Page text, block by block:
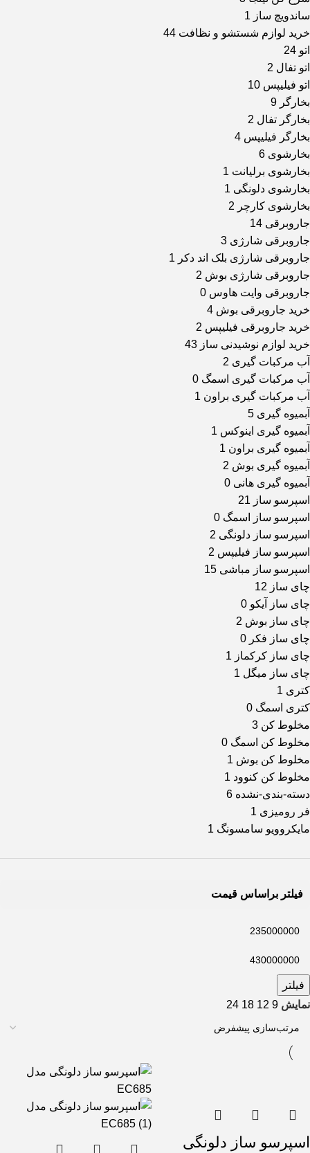
ساندویچ ساز 1
خرید لوازم شستشو و نظافت 44
اتو 24
اتو تفال 2
اتو فیلیپس 10
بخارگر 9
بخارگر تفال 2
بخارگر فیلیپس 4
بخارشوی 6
بخارشوی برلیانت 1
بخارشوی دلونگی 1
بخارشوی کارچر 2
جاروبرقی 14
جاروبرقی شارژی 3
جاروبرقی شارژی بلک اند دکر 1
جاروبرقی شارژی بوش 2
جاروبرقی وایت هاوس 0
خرید جاروبرقی بوش 4
خرید جاروبرقی فیلیپس 2
خرید لوازم نوشیدنی ساز 43
آب مرکبات گیری 2
آب مرکبات گیری اسمگ 0
آب مرکبات گیری براون 1
آبمیوه گیری 5
آبمیوه گیری اینوکس 1
آبمیوه گیری براون 1
آبمیوه گیری بوش 2
آبمیوه گیری هانی 0
اسپرسو ساز 21
اسپرسو ساز اسمگ 0
اسپرسو ساز دلونگی 2
اسپرسو ساز فیلیپس 2
اسپرسو ساز مباشی 15
چای ساز 12
چای ساز آیکو 0
چای ساز بوش 2
چای ساز فکر 0
چای ساز کرکماز 1
چای ساز میگل 1
کتری 1
کتری اسمگ 0
مخلوط کن 3
مخلوط کن اسمگ 0
مخلوط کن بوش 1
مخلوط کن کنوود 1
دسته-بندی-نشده 6
فر رومیزی 1
مایکروویو سامسونگ 1
فیلتر براساس قیمت
فیلتر
نمایش 9
12
18
24
اسپرسو ساز دلونگی